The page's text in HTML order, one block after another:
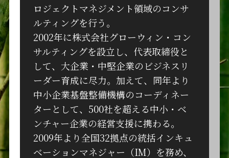
ロジェクトマネジメント領域のコンサ
ルティングを行う。
2002年に株式会社グローウィン・コン
サルティングを設立し、代表取締役と
して、大企業・中堅企業のビジネスリ
ーダー育成に尽力。加えて、同年より
中小企業基盤整備機構のコーディネー
ターとして、500社を超える中小・ベ
ンチャー企業の経営支援に携わる。
2009年より全国32拠点の統括インキュ
ベーションマネジャー（IM）を務め、